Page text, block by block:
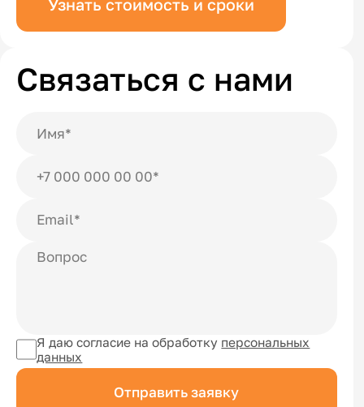
Узнать стоимость и сроки
Связаться с нами
Я даю согласие на обработку персональных
данных
Отправить заявку